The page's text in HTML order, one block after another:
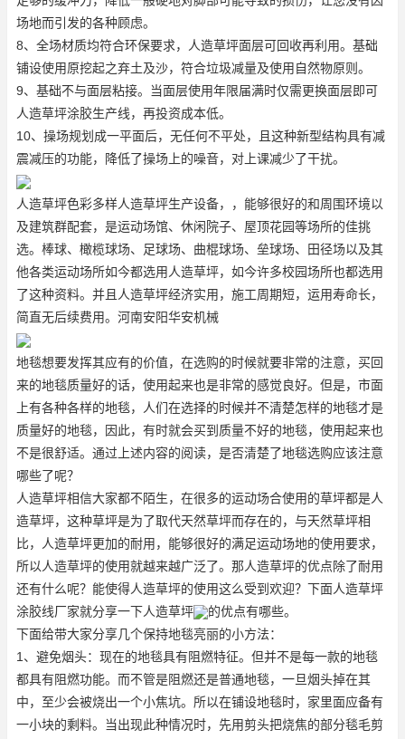
场地而引发的各种顾虑。
8、全场材质均符合环保要求，人造草坪面层可回收再利用。基础
铺设使用原挖起之弃土及沙，符合垃圾减量及使用自然物原则。
9、基础不与面层粘接。当面层使用年限届满时仅需更换面层即可
人造草坪涂胶生产线，再投资成本低。
10、操场规划成一平面后，无任何不平处，且这种新型结构具有减
震减压的功能，降低了操场上的噪音，对上课减少了干扰。
人造草坪色彩多样人造草坪生产设备，，能够很好的和周围环境以
及建筑群配套，是运动场馆、休闲院子、屋顶花园等场所的佳挑
选。棒球、橄榄球场、足球场、曲棍球场、垒球场、田径场以及其
他各类运动场所如今都选用人造草坪，如今许多校园场所也都选用
了这种资料。并且人造草坪经济实用，施工周期短，运用寿命长，
简直无后续费用。河南安阳华安机械
地毯想要发挥其应有的价值，在选购的时候就要非常的注意，买回
来的地毯质量好的话，使用起来也是非常的感觉良好。但是，市面
上有各种各样的地毯，人们在选择的时候并不清楚怎样的地毯才是
质量好的地毯，因此，有时就会买到质量不好的地毯，使用起来也
不是很舒适。通过上述内容的阅读，是否清楚了地毯选购应该注意
哪些了呢？
人造草坪相信大家都不陌生，在很多的运动场合使用的草坪都是人
造草坪，这种草坪是为了取代天然草坪而存在的，与天然草坪相
比，人造草坪更加的耐用，能够很好的满足运动场地的使用要求，
所以人造草坪的使用就越来越广泛了。那人造草坪的优点除了耐用
还有什么呢？能使得人造草坪的使用这么受到欢迎？下面人造草坪
涂胶线厂家就分享一下人造草坪
的优点有哪些。
下面给带大家分享几个保持地毯亮丽的小方法：
1、避免烟头：现在的地毯具有阻燃特征。但并不是每一款的地毯
都具有阻燃功能。而不管是阻燃还是普通地毯，一旦烟头掉在其
中，至少会被烧出一个小焦坑。所以在铺设地毯时，家里面应备有
一小块的剩料。当出现此种情况时，先用剪头把烧焦的部分毯毛剪